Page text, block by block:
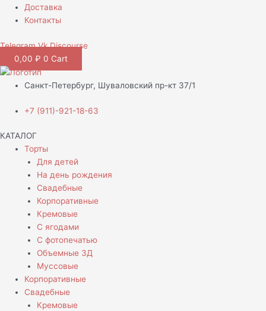
Доставка
Контакты
Telegram Vk Discourse
0,00 ₽ 0 Cart
Санкт-Петербург, Шуваловский пр-кт 37/1
+7 (911)-921-18-63
КАТАЛОГ
Торты
Для детей
На день рождения
Свадебные
Корпоративные
Кремовые
С ягодами
С фотопечатью
Объемные 3Д
Муссовые
Корпоративные
Свадебные
Кремовые